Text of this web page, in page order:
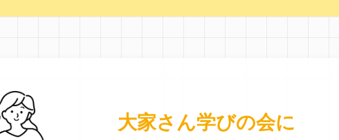
大家さん学びの会に